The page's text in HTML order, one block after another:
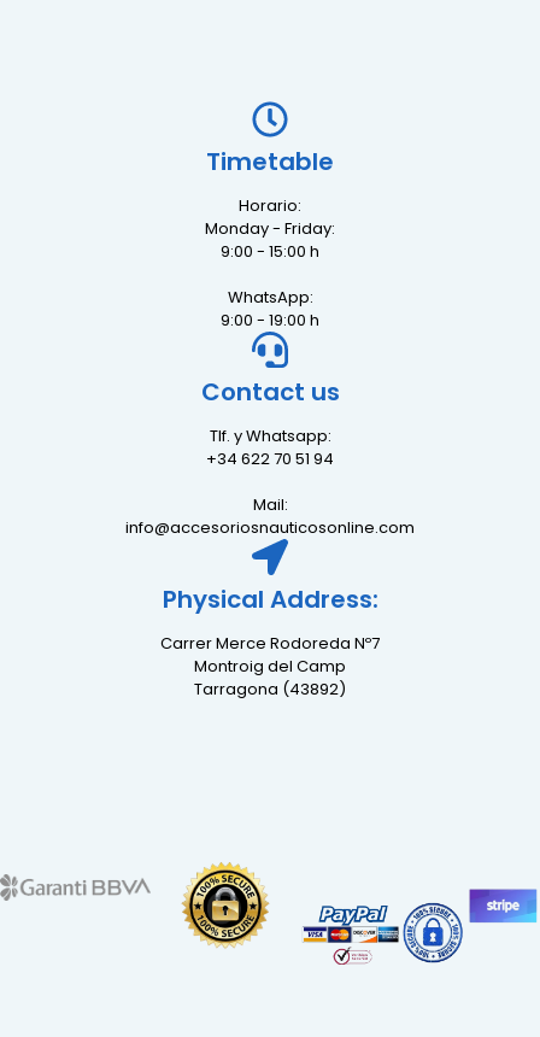
Timetable
Horario:
Monday - Friday:
9:00 - 15:00 h
WhatsApp:
9:00 - 19:00 h
Contact us
Tlf. y Whatsapp:
+34 622 70 51 94
Mail:
info@accesoriosnauticosonline.com
Physical Address:
Carrer Merce Rodoreda Nº7
Montroig del Camp
Tarragona (43892)